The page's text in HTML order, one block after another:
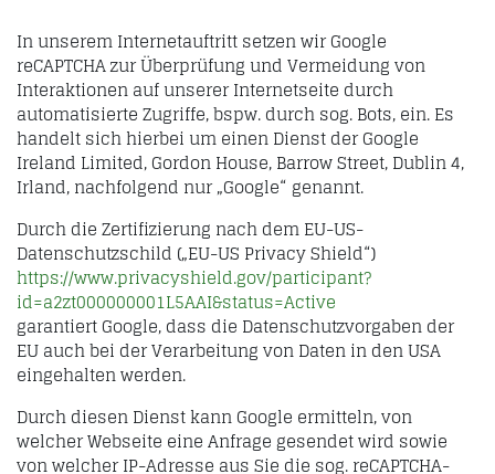
In unserem Internetauftritt setzen wir Google
reCAPTCHA zur Überprüfung und Vermeidung von
Interaktionen auf unserer Internetseite durch
automatisierte Zugriffe, bspw. durch sog. Bots, ein. Es
handelt sich hierbei um einen Dienst der Google
Ireland Limited, Gordon House, Barrow Street, Dublin 4,
Irland, nachfolgend nur „Google“ genannt.
Durch die Zertifizierung nach dem EU-US-
Datenschutzschild („EU-US Privacy Shield“)
https://www.privacyshield.gov/participant?
id=a2zt000000001L5AAI&status=Active
garantiert Google, dass die Datenschutzvorgaben der
EU auch bei der Verarbeitung von Daten in den USA
eingehalten werden.
Durch diesen Dienst kann Google ermitteln, von
welcher Webseite eine Anfrage gesendet wird sowie
von welcher IP-Adresse aus Sie die sog. reCAPTCHA-